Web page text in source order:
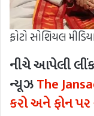
ફોટો સોશિયલ
નીચે આપેલી
ન્યૂઝThe
કરો અને ફોન